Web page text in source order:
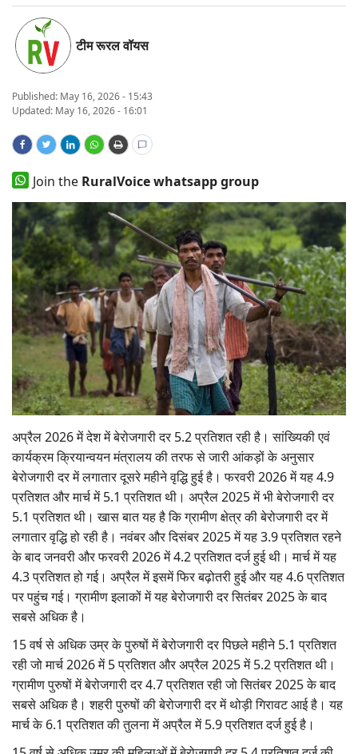
States
Events
Agribusiness
Agritech
Cooperatives
International
Rural Dialogue
Ground Report
Rural Connect
Gallery
Latest News
Agriculture Conclave and NACOF
Awards 2022
Agri Start-Ups
Language
टीम रूरल वॉयस
Published: May 16, 2026 - 15:43
Updated: May 16, 2026 - 16:01
Join the RuralVoice whatsapp group
अप्रैल 2026 में देश में बेरोजगारी दर 5.2 प्रतिशत रही है। सांख्यिकी एवं
कार्यक्रम क्रियान्वयन मंत्रालय की तरफ से जारी आंकड़ों के अनुसार
बेरोजगारी दर में लगातार दूसरे महीने वृद्धि हुई है। फरवरी 2026 में यह 4.9
प्रतिशत और मार्च में 5.1 प्रतिशत थी। अप्रैल 2025 में भी बेरोजगारी दर
5.1 प्रतिशत थी। खास बात यह है कि ग्रामीण क्षेत्र की बेरोजगारी दर में
लगातार वृद्धि हो रही है। नवंबर और दिसंबर 2025 में यह 3.9 प्रतिशत रहने
के बाद जनवरी और फरवरी 2026 में 4.2 प्रतिशत दर्ज हुई थी। मार्च में यह
4.3 प्रतिशत हो गई। अप्रैल में इसमें फिर बढ़ोतरी हुई और यह 4.6 प्रतिशत
पर पहुंच गई। ग्रामीण इलाकों में यह बेरोजगारी दर सितंबर 2025 के बाद
सबसे अधिक है।
15 वर्ष से अधिक उम्र के पुरुषों में बेरोजगारी दर पिछले महीने 5.1 प्रतिशत
रही जो मार्च 2026 में 5 प्रतिशत और अप्रैल 2025 में 5.2 प्रतिशत थी।
ग्रामीण पुरुषों में बेरोजगारी दर 4.7 प्रतिशत रही जो सितंबर 2025 के बाद
सबसे अधिक है। शहरी पुरुषों की बेरोजगारी दर में थोड़ी गिरावट आई है। यह
मार्च के 6.1 प्रतिशत की तुलना में अप्रैल में 5.9 प्रतिशत दर्ज हुई है।